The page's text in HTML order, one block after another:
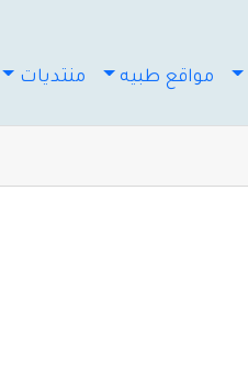
مواقع طبيه منتديات